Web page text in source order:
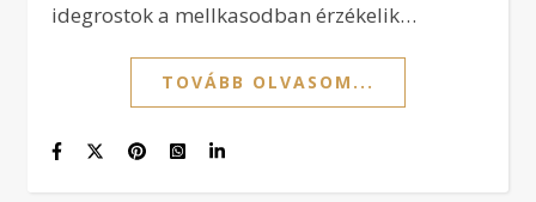
idegrostok a mellkasodban érzékelik…
TOVÁBB OLVASOM...